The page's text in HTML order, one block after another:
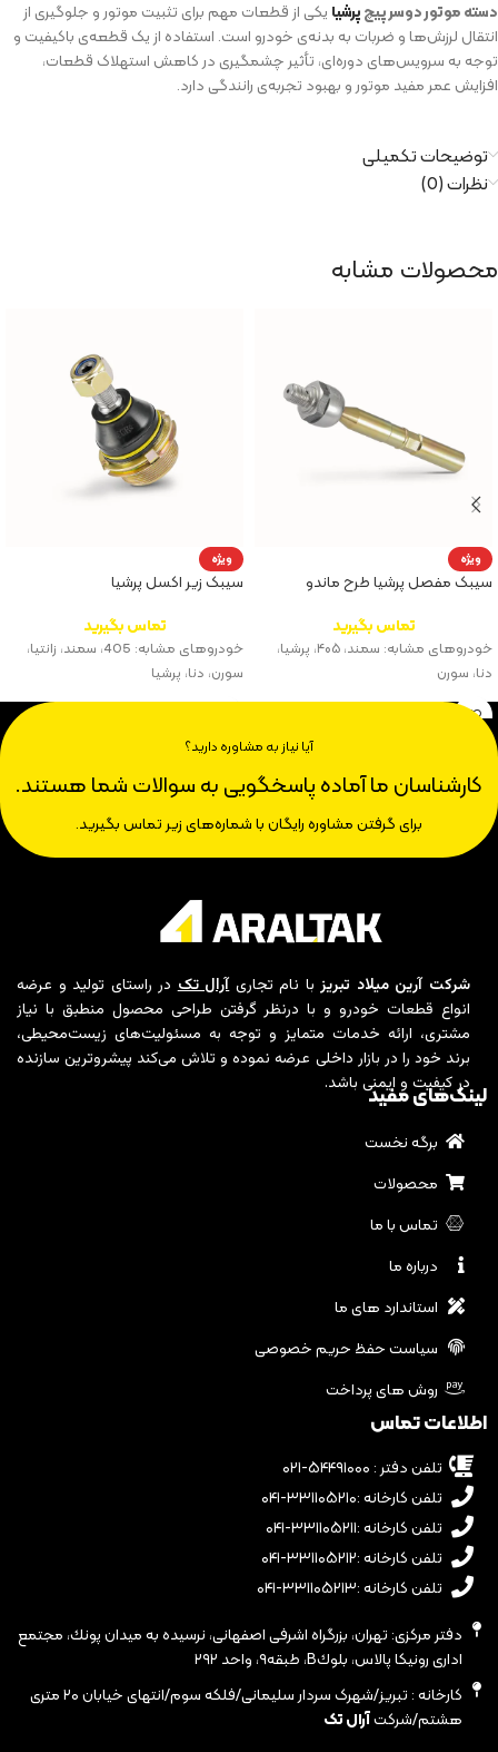
دسته‌ موتور دو‌سر پیچپرشیا یکی از قطعات مهم برای تثبیت موتور و جلوگیری از
انتقال لرزش‌ها و ضربات به بدنه‌ی خودرو است. استفاده از یک قطعه‌ی باکیفیت و
توجه به سرویس‌های دوره‌ای، تأثیر چشمگیری در کاهش استهلاک قطعات،
افزایش عمر مفید موتور و بهبود تجربه‌ی رانندگی دارد.
توضیحات تکمیلی
نظرات (0)
محصولات مشابه
ویژه
سیبک مفصل پرشیا طرح ماندو
تماس بگیرید
خودروهای مشابه: سمند، ۴۰۵، پرشیا،
دنا، سورن
ویژه
سیبک زیر اکسل پرشیا
تماس بگیرید
خودروهای مشابه: 405، سمند، زانتیا،
سورن، دنا، پرشیا
آیا نیاز به مشاوره دارید؟
کارشناسان ما آماده پاسخگویی به سوالات شما هستند.
برای گرفتن مشاوره رایگان با شماره‌های زیر تماس بگیرید.
شرکت آرین میلاد تبریزبا نام تجاریآرال تکدر راستای تولید و عرضه
انواع قطعات خودرو و با درنظر گرفتن طراحی محصول منطبق با نیاز
مشتری، ارائه خدمات متمایز و توجه به مسئولیت‌های زیست‌محیطی،
برند خود را در بازار داخلی عرضه نموده و تلاش می‌کند پیشروترین سازنده
در کیفیت و ایمنی باشد.
لینک‌های مفید
برگه نخست
محصولات
تماس با ما
درباره ما
استاندارد های ما
سیاست حفظ حریم خصوصی
روش های پرداخت
اطلاعات تماس
تلفن دفتر : ۵۴۴۹۱۰۰۰-۰۲۱
تلفن کارخانه :۳۳۱۱۰۵۲۱۰-۰۴۱
تلفن کارخانه :۳۳۱۱۰۵۲۱۱-۰۴۱
تلفن کارخانه :۳۳۱۱۰۵۲۱۲-۰۴۱
تلفن کارخانه :۳۳۱۱۰۵۲۱۳-۰۴۱
دفتر مرکزی: تهران، بزرگراه اشرفى اصفهانى، نرسيده به ميدان پونك، مجتمع
ادارى رونيكا پالاس، بلوكB، طبقه٩، واحد ٢٩٢
کارخانه : تبریز/شهرک سردار سلیمانی/فلکه سوم/انتهای خیابان ۲۰ متری
هشتم/شرکتآرال تک